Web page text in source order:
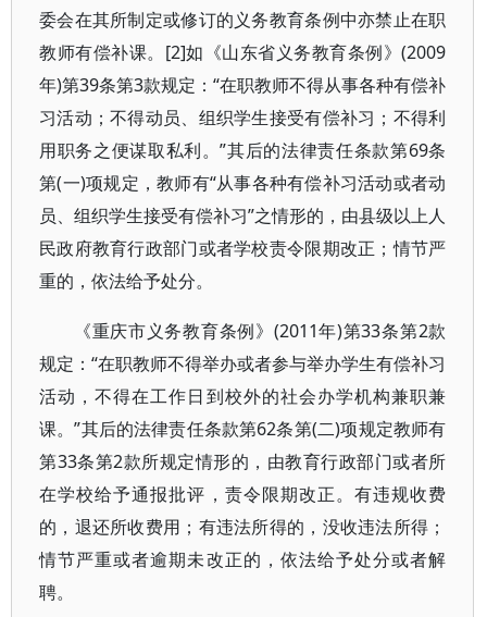
委会在其所制定或修订的义务教育条例中亦禁止在职
教师有偿补课。[2]如《山东省义务教育条例》(2009
年)第39条第3款规定：“在职教师不得从事各种有偿补
习活动；不得动员、组织学生接受有偿补习；不得利
用职务之便谋取私利。”其后的法律责任条款第69条
第(一)项规定，教师有“从事各种有偿补习活动或者动
员、组织学生接受有偿补习”之情形的，由县级以上人
民政府教育行政部门或者学校责令限期改正；情节严
重的，依法给予处分。
《重庆市义务教育条例》(2011年)第33条第2款
规定：“在职教师不得举办或者参与举办学生有偿补习
活动，不得在工作日到校外的社会办学机构兼职兼
课。”其后的法律责任条款第62条第(二)项规定教师有
第33条第2款所规定情形的，由教育行政部门或者所
在学校给予通报批评，责令限期改正。有违规收费
的，退还所收费用；有违法所得的，没收违法所得；
情节严重或者逾期未改正的，依法给予处分或者解
聘。